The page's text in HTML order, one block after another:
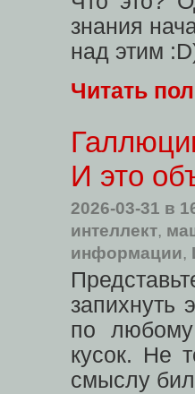
знания
над этим
Читать
И это
2026-03-31 в
интеллект,
информации,
запихнуть
по
кусок. Не
смыслу